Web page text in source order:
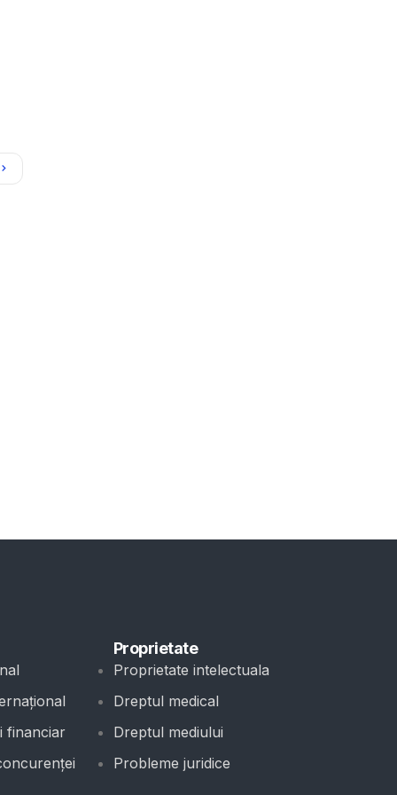
financiar
Proprietate
Proprietate intelectuala
Dreptul medical
Dreptul mediului
Probleme juridice